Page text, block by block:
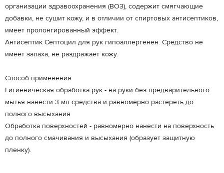
организации здравоохранения (ВОЗ), содержит смягчающие
добавки, не сушит кожу, и в отличии от спиртовых антисептиков,
имеет пролонгированный эффект.
Антисептик Септоцил для рук гипоаллергенен. Средство не
имеет запаха, не раздражает кожу.
Способ применения
Гигиеническая обработка рук - на руки без предварительного
мытья нанести 3 мл средства и равномерно растереть до
полного высыхания
Обработка поверхностей - равномерно нанести на поверхность
до полного смачивания и высыхания (образует защитную
пленку).